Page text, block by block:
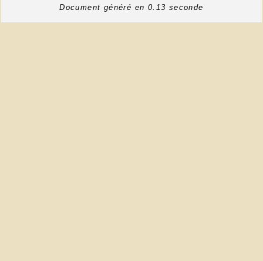
Document généré en 0.13 seconde